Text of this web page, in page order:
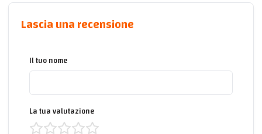
Lascia una recensione
Il tuo nome
La tua valutazione